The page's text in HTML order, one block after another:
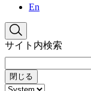
En
サイト内検索
閉じる